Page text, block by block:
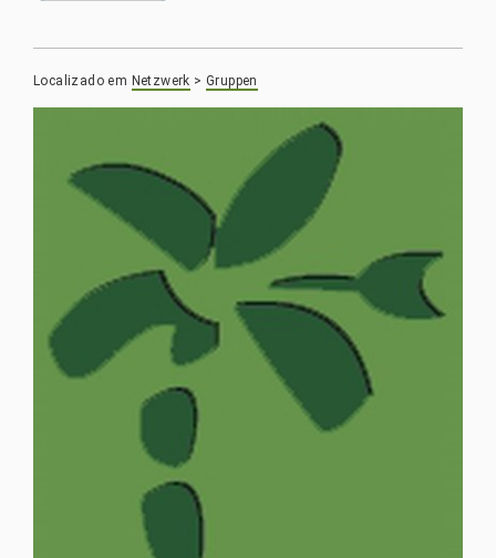
Localizado em Netzwerk >Gruppen